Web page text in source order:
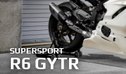
SUPERSPORT
R6 GYTR